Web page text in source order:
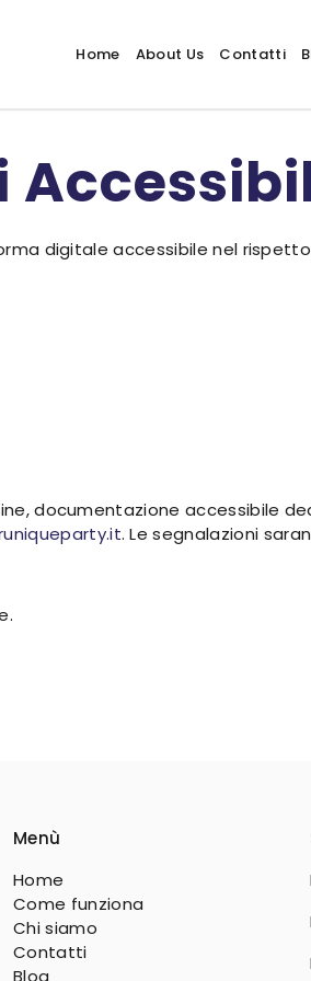
Home About Us Contatti
digitale accessibile nel rispetto
documentazione accessibile
. Le segnalazioni
Menù
Home
Come funziona
Chi siamo
Contatti
Blog